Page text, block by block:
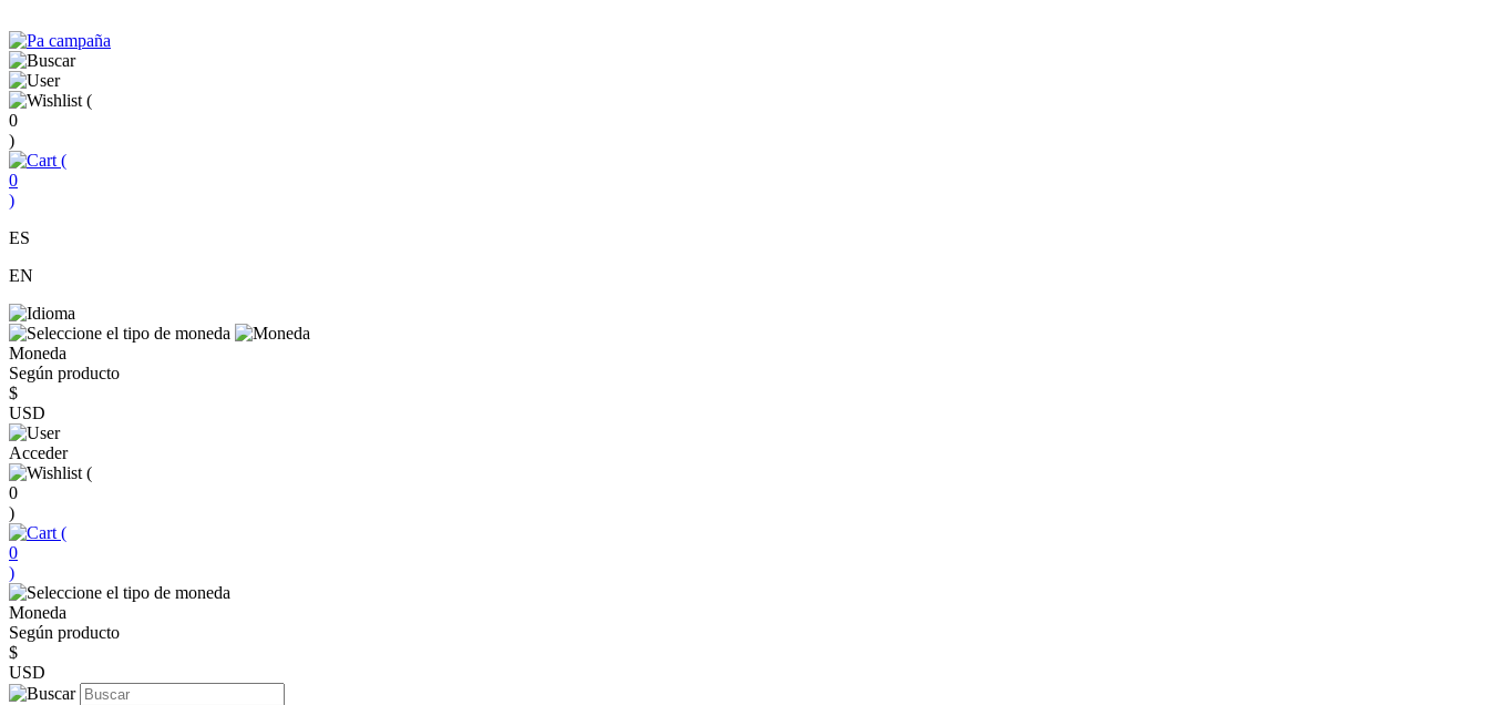
(
0
)
(
0
)
ES
EN
Moneda
Según producto
$
USD
Acceder
(
0
)
(
0
)
Moneda
Según producto
$
USD